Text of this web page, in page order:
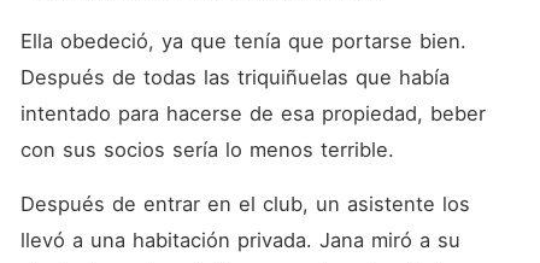
Ella obedeció, ya que tenía que portarse bien.
Después de todas las triquiñuelas que había
intentado para hacerse de esa propiedad, beber
con sus socios sería lo menos terrible.
Después de entrar en el club, un asistente los
llevó a una habitación privada. Jana miró a su